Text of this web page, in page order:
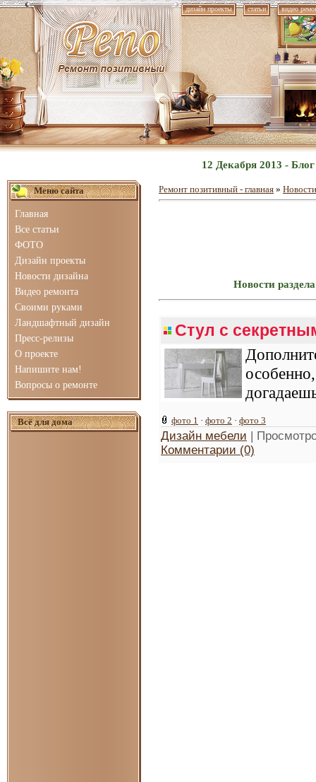
дизайн проекты статьи видео
12 Декабря 2013 -
Меню сайта
Главная
Все статьи
ФОТО
Дизайн проекты
Новости дизайна
Видео ремонта
Своими руками
Ландшафтный дизайн
Пресс-релизы
О проекте
Напишите нам!
Вопросы о ремонте
Всё для дома
Ремонт позитивный - главная »
Новости
Стул с
фото 1 · фото 2 · фото 3
Дизайн мебели |
Комментарии (0)